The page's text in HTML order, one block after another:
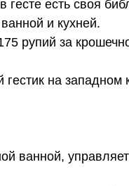
есть своя
и кухней.
рупий за
на западном
ванной,